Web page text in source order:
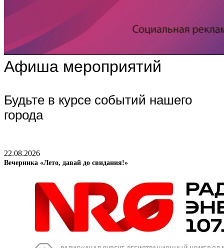
Афиша мероприятий
Будьте в курсе событий нашего
города
22.08.2026
Вечеринка «Лето, давай до свидания!»